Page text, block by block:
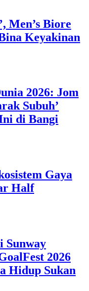
Men’s Biore
Keyakinan
2026: Jom
Subuh’
di Bangi
Gaya
Half
Sunway
2026
Hidup Sukan